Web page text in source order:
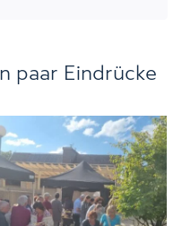
paar Eindrücke